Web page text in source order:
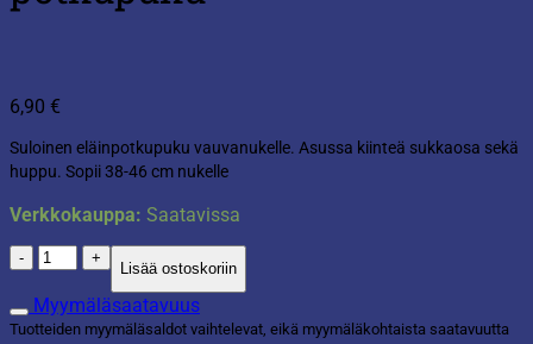
6,90 €
Suloinen eläinpotkupuku vauvanukelle. Asussa kiinteä sukkaosa sekä
huppu. Sopii 38-46 cm nukelle
Verkkokauppa: Saatavissa
My
Little
Baby
nuken
Lisää ostoskoriin
Myymäläsaatavuus
Tuotteiden myymäläsaldot vaihtelevat, eikä myymäläkohtaista saatavuutta